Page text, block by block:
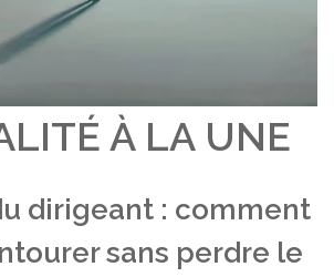
À LA UNE
dirigeant : comment
sans perdre le